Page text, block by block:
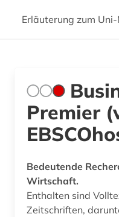
Erläuterung zum
Premier
Bedeutende
Wirtschaft.
Enthalten sind
Zeitschriften,